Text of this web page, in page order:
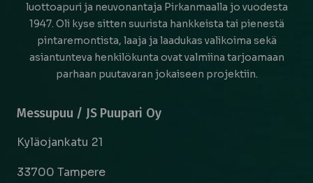
luottoapuri ja neuvonantaja Pirkanmaalla jo vuodesta
1947. Oli kyse sitten suurista hankkeista tai pienestä
pintaremontista, laaja ja laadukas valikoima sekä
asiantunteva henkilökunta ovat valmiina tarjoamaan
parhaan puutavaran jokaiseen projektiin.
Messupuu / JS Puupari Oy
Kyläojankatu 21
33700 Tampere